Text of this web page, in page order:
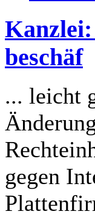
beschäf
... leicht
gegen